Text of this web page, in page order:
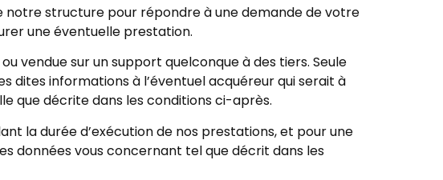
notre structure pour répondre à une demande de votre
une éventuelle prestation.
vendue sur un support quelconque à des tiers. Seule
dites informations à l’éventuel acquéreur qui serait à
que décrite dans les conditions ci-après.
la durée d’exécution de nos prestations, et pour une
données vous concernant tel que décrit dans les